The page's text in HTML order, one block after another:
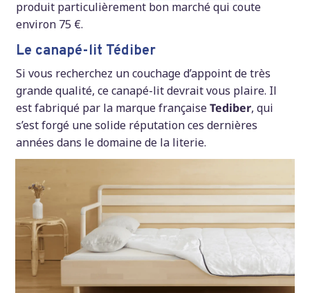
produit particulièrement bon marché qui coute
environ 75 €.
Le canapé-lit Tédiber
Si vous recherchez un couchage d’appoint de très
grande qualité, ce canapé-lit devrait vous plaire. Il
est fabriqué par la marque françaiseTediber, qui
s’est forgé une solide réputation ces dernières
années dans le domaine de la literie.